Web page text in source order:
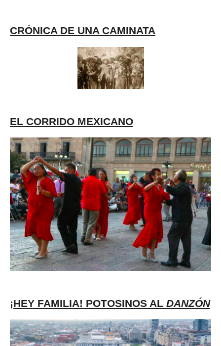
CRÓNICA DE UNA CAMINATA
EL CORRIDO MEXICANO
¡HEY FAMILIA! POTOSINOS AL DANZÓN